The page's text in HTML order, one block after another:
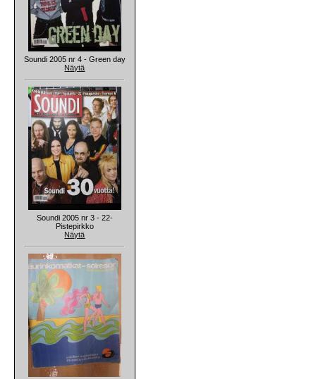
Soundi 2005 nr 4 - Green day
Näytä
Soundi 2005 nr 3 - 22-
Pistepirkko
Näytä